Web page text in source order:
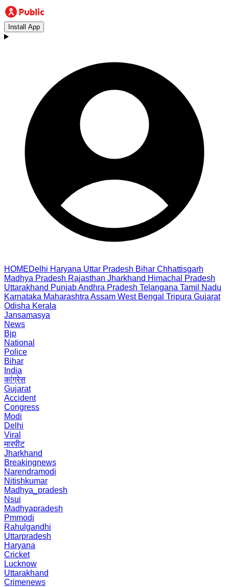
Install App
HOMEDelhi Haryana Uttar Pradesh Bihar Chhattisgarh
Madhya Pradesh Rajasthan Jharkhand Himachal Pradesh
Uttarakhand PunjabAndhra Pradesh Telangana Tamil Nadu
Karnataka Maharashtra Assam West Bengal Tripura Gujarat
Odisha Kerala
Jansamasya
News
Bjp
National
Police
Bihar
India
कांग्रेस
Gujarat
Accident
Congress
Modi
Delhi
Viral
मारपीट
Jharkhand
Breakingnews
Narendramodi
Nitishkumar
Madhya_pradesh
Nsui
Madhyapradesh
Pmmodi
Rahulgandhi
Uttarpradesh
Haryana
Cricket
Lucknow
Uttarakhand
Crimenews